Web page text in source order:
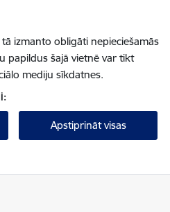
izmanto obligāti nepieciešamās
papildus šajā vietnē var tikt
mediju sīkdatnes.
Apstiprināt visas